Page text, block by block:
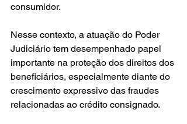
consumidor.
Nesse contexto, a atuação do Poder
Judiciário tem desempenhado papel
importante na proteção dos direitos dos
beneficiários, especialmente diante do
crescimento expressivo das fraudes
relacionadas ao crédito consignado.